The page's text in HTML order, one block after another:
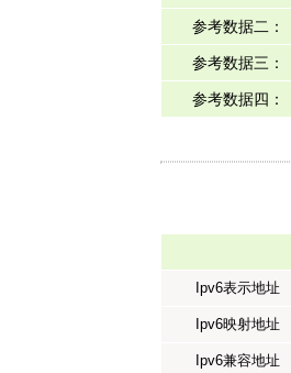
参考数据二：
参考数据三：
参考数据四：
Ipv6表示地址
Ipv6映射地址
Ipv6兼容地址